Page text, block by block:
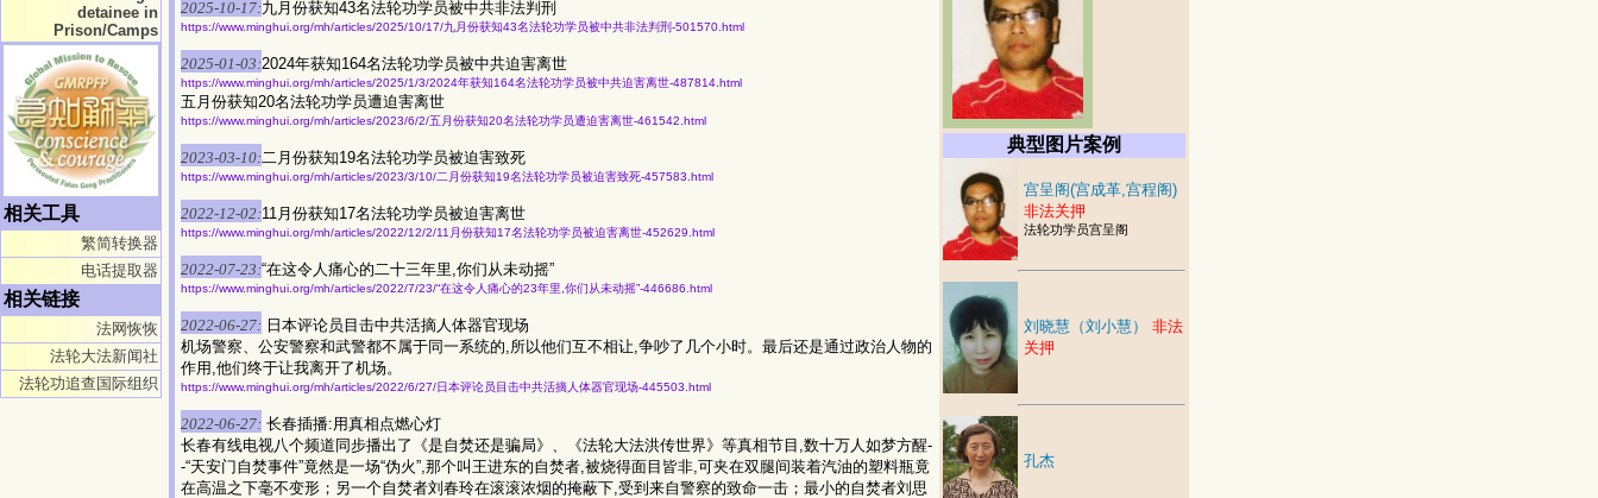
detainee in
Prison/Camps
相关工具
繁简转换器
电话提取器
相关链接
法网恢恢
法轮大法新闻社
法轮功追查国际组织
2025-10-17:九月份获知43名法轮功学员被中共非法判刑
https://www.minghui.org/mh/articles/2025/10/17/九月份获知43名法轮功学员被中共非法判刑-501570.html
2025-01-03:2024年获知164名法轮功学员被中共迫害离世
https://www.minghui.org/mh/articles/2025/1/3/2024年获知164名法轮功学员被中共迫害离世-487814.html
五月份获知20名法轮功学员遭迫害离世
https://www.minghui.org/mh/articles/2023/6/2/五月份获知20名法轮功学员遭迫害离世-461542.html
2023-03-10: 二月份获知19名法轮功学员被迫害致死
https://www.minghui.org/mh/articles/2023/3/10/二月份获知19名法轮功学员被迫害致死-457583.html
2022-12-02:11月份获知17名法轮功学员被迫害离世
https://www.minghui.org/mh/articles/2022/12/2/11月份获知17名法轮功学员被迫害离世-452629.html
2022-07-23:“在这令人痛心的二十三年里,你们从未动摇”
https://www.minghui.org/mh/articles/2022/7/23/“在这令人痛心的23年里,你们从未动摇”-446686.html
2022-06-27: 日本评论员目击中共活摘人体器官现场
机场警察、公安警察和武警都不属于同一系统的,所以他们互不相让,争吵了几个小时。最后还是通过政治人物的
作用,他们终于让我离开了机场。
https://www.minghui.org/mh/articles/2022/6/27/日本评论员目击中共活摘人体器官现场-445503.html
2022-06-27: 长春插播:用真相点燃心灯
长春有线电视八个频道同步播出了《是自焚还是骗局》、《法轮大法洪传世界》等真相节目,数十万人如梦方醒-
-“天安门自焚事件”竟然是一场“伪火”,那个叫王进东的自焚者,被烧得面目皆非,可夹在双腿间装着汽油的塑料瓶竟
在高温之下毫不变形；另一个自焚者刘春玲在滚滚浓烟的掩蔽下,受到来自警察的致命一击；最小的自焚者刘思
典型图片案例
宫呈阁(宫成革,宫程阁)
非法关押
法轮功学员宫呈阁
刘晓慧（刘小慧） 非法
关押
孔杰